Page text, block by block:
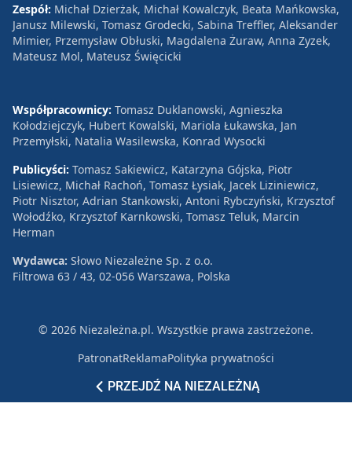
PRZEJDŹ NA NIEZALEŻNĄ
Zespół: Michał Dzierżak, Michał Kowalczyk, Beata Mańkowska,
Janusz Milewski, Tomasz Grodecki, Sabina Treffler, Aleksander
Mimier, Przemysław Obłuski, Magdalena Żuraw, Anna Zyzek,
Mateusz Mol, Mateusz Święcicki
Współpracownicy: Tomasz Duklanowski, Agnieszka
Kołodziejczyk, Hubert Kowalski, Mariola Łukawska, Jan
Przemyłski, Natalia Wasilewska, Konrad Wysocki
Publicyści: Tomasz Sakiewicz, Katarzyna Gójska, Piotr
Lisiewicz, Michał Rachoń, Tomasz Łysiak, Jacek Liziniewicz,
Piotr Nisztor, Adrian Stankowski, Antoni Rybczyński, Krzysztof
Wołodźko, Krzysztof Karnkowski, Tomasz Teluk, Marcin
Herman
Wydawca: Słowo Niezależne Sp. z o.o.
Filtrowa 63 / 43, 02-056 Warszawa, Polska
© 2026 Niezależna.pl. Wszystkie prawa zastrzeżone.
PatronatReklamaPolityka prywatności